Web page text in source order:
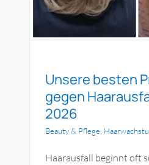
Unsere besten
gegen
2026
Beauty & Pflege
Haarausfall beginnt oft